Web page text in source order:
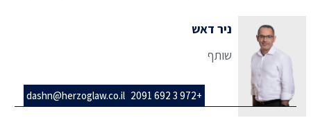
ניר דאש
שותף
+972 3 692 2091
dashn@herzoglaw.co.il